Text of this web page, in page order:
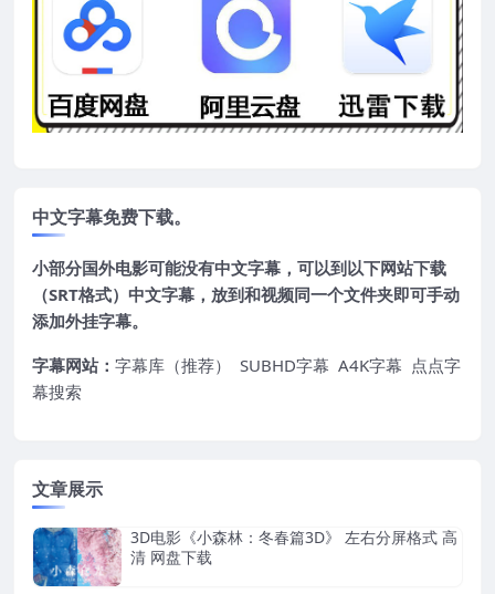
中文字幕免费下载。
小部分国外电影可能没有中文字幕，可以到以下网站下载
（SRT格式）中文字幕，放到和视频同一个文件夹即可手动
添加外挂字幕。
字幕网站： 字幕库（推荐） SUBHD字幕 A4K字幕 点点字
幕搜索
文章展示
3D电影《小森林：冬春篇3D》 左右分屏格式 高
清 网盘下载